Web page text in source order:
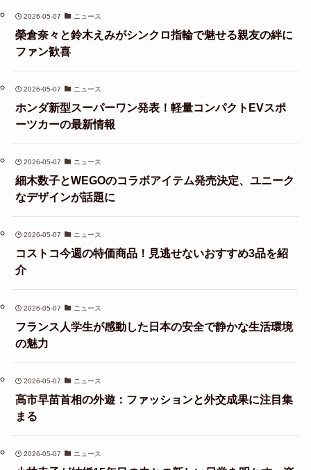
2026-05-07 ニュース
榮倉奈々と鈴木えみがシンクロ指輪で魅せる親友の絆に
ファン歓喜
2026-05-07 ニュース
ホンダ新型スーパーワン発表！軽量コンパクトEVスポ
ーツカーの最新情報
2026-05-07 ニュース
細木数子とWEGOのコラボアイテム発売決定、ユニーク
なデザインが話題に
2026-05-07 ニュース
コストコ今週の特価商品！見逃せないおすすめ3品を紹
介
2026-05-07 ニュース
フランス人学生が感動した日本の安全で静かな生活環境
の魅力
2026-05-07 ニュース
高市早苗首相の外遊：ファッションと外交成果に注目集
まる
2026-05-07 ニュース